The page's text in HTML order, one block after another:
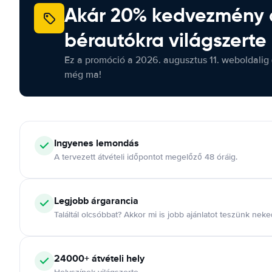
Akár 20% kedvezmény
bérautókra világszerte
Ez a promóció a 2026. augusztus 11.
még ma!
Ingyenes lemondás
A tervezett átvételi időpontot megelőző 48 óráig.
Legjobb árgarancia
Találtál olcsóbbat? Akkor mi is jobb ajánlatot teszünk
24000+ átvételi hely